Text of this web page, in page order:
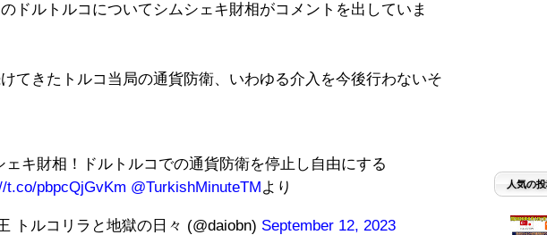
ドルトルコについてシムシェキ財相がコメントを出していま
てきたトルコ当局の通貨防衛、いわゆる介入を今後行わないそ
ェキ財相！ドルトルコでの通貨防衛を停止し自由にする
t.co/pbpcQjGvKm @TurkishMinuteTM より
トルコリラと地獄の日々 (@daiobn) September 12, 2023
人気の